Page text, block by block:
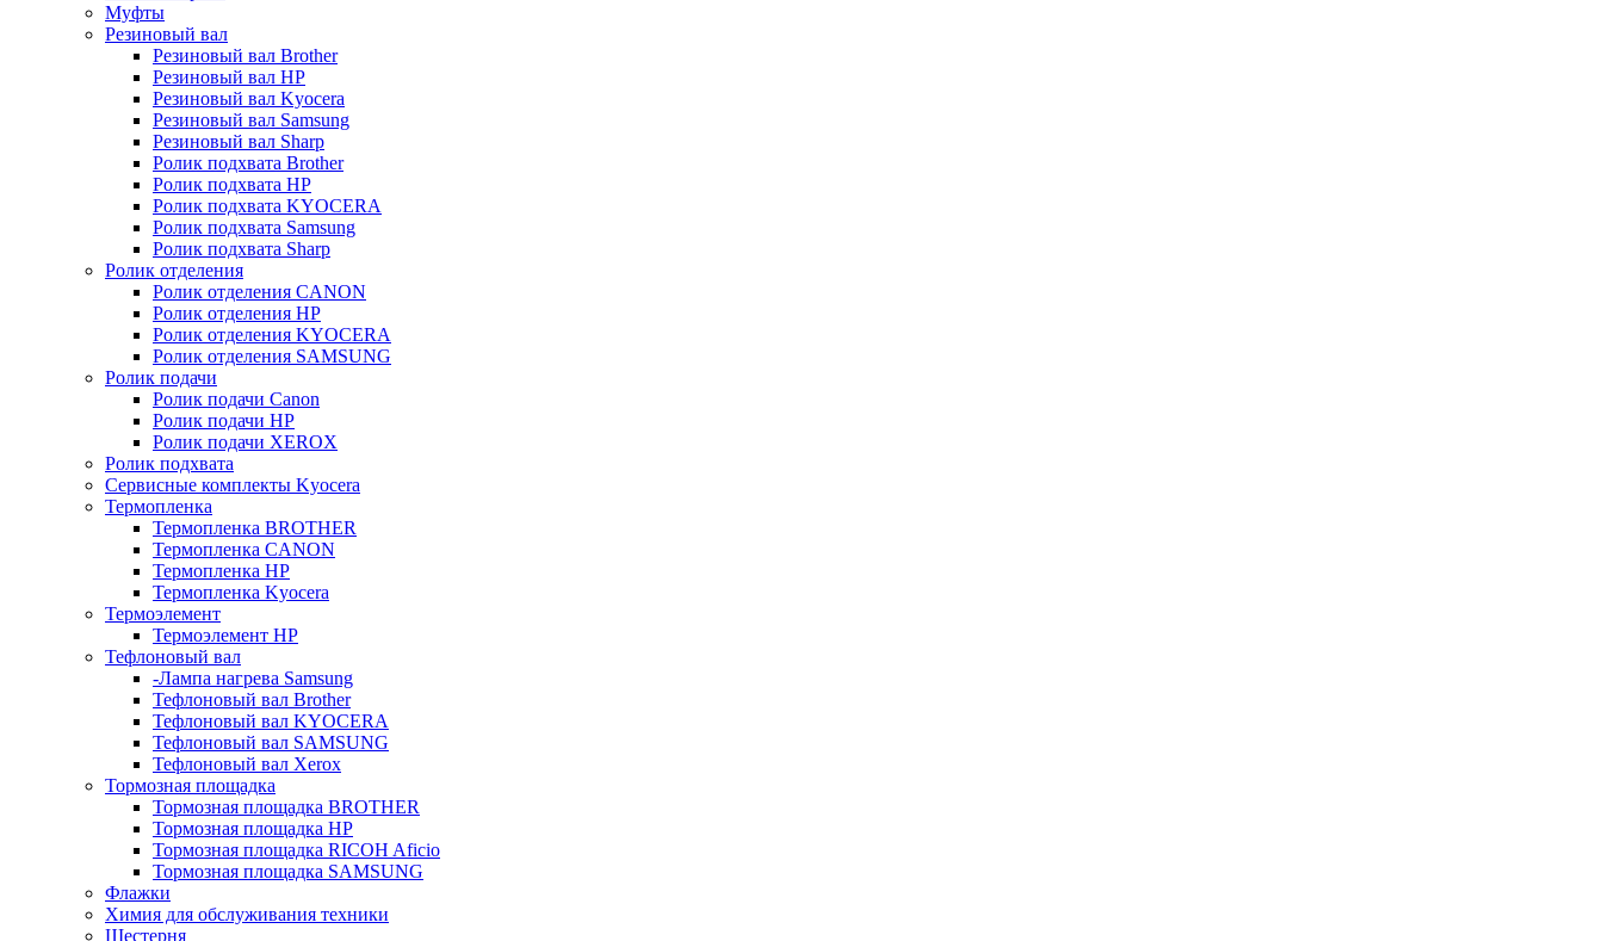
Муфты
Резиновый вал
Резиновый вал Brother
Резиновый вал HP
Резиновый вал Kyocera
Резиновый вал Samsung
Резиновый вал Sharp
Ролик подхвата Brother
Ролик подхвата HP
Ролик подхвата KYOCERA
Ролик подхвата Samsung
Ролик подхвата Sharp
Ролик отделения
Ролик отделения CANON
Ролик отделения HP
Ролик отделения KYOCERA
Ролик отделения SAMSUNG
Ролик подачи
Ролик подачи Canon
Ролик подачи HP
Ролик подачи XEROX
Ролик подхвата
Сервисные комплекты Kyocera
Термопленка
Термопленка BROTHER
Термопленка CANON
Термопленка HP
Термопленка Kyocera
Термоэлемент
Термоэлемент НР
Тефлоновый вал
-Лампа нагрева Samsung
Тефлоновый вал Brother
Тефлоновый вал KYOCERA
Тефлоновый вал SAMSUNG
Тефлоновый вал Xerox
Тормозная площадка
Тормозная площадка BROTHER
Тормозная площадка HP
Тормозная площадка RICOH Aficio
Тормозная площадка SAMSUNG
Флажки
Химия для обслуживания техники
Шестерня